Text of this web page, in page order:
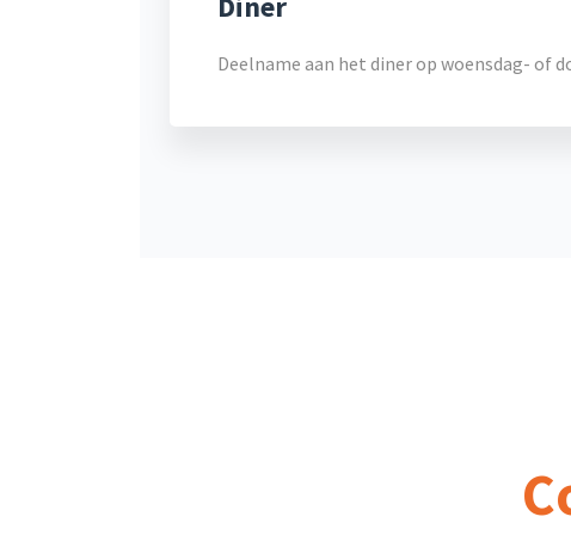
Deelname aan het diner op woensdag- of